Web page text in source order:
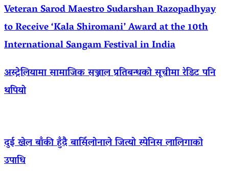
Veteran Sarod Maestro Sudarshan Razopadhyay
to Receive ‘Kala Shiromani’ Award at the 10th
International Sangam Festival in India
अस्ट्रेलियामा सामाजिक सञ्जाल प्रतिबन्धको सूचीमा रेडिट पनि
थपियो
दुई खेल बाँकी हुँदै बार्सिलोनाले जित्यो स्पेनिस लालिगाको
उपाधि